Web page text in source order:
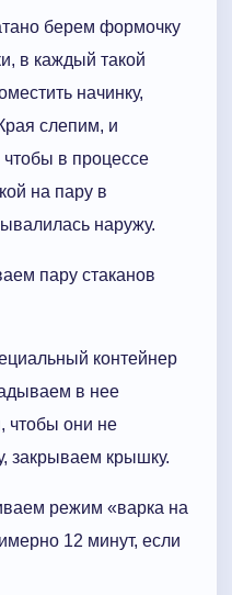
берем формочку
в каждый такой
начинку,
слепим, и
в процессе
на пару в
наружу.
пару стаканов
контейнер
в нее
чтобы они не
закрываем крышку.
режим «варка на
12 минут, если